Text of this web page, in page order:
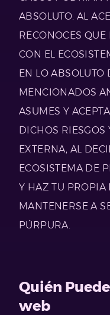
ABSOLUTO. AL
RECONOCES
CON EL
EN LO ABSOLUTO
MENCIONADOS
ASUMES Y
DICHOS
EXTERNA, AL
ECOSISTEMA DE
Y HAZ TU PROPIA
MANTENERSE A
PÚRPURA.
Quién
web